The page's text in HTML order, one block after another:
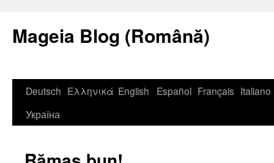
Mageia Blog (Română)
Deutsch Ελληνικά English Español Français Italiano
Україна